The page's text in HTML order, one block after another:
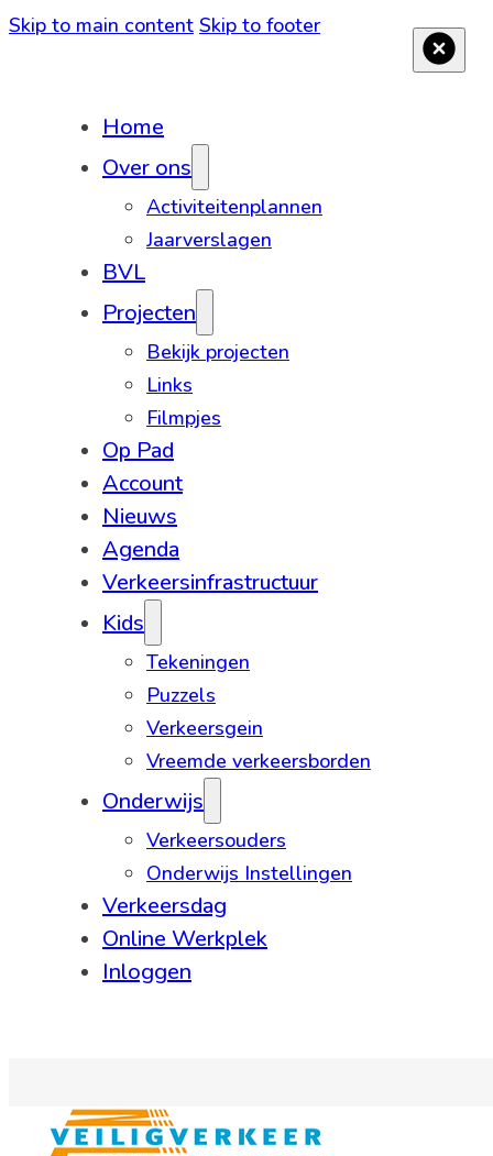
Skip to main content Skip to footer
Home
Over ons
Activiteitenplannen
Jaarverslagen
BVL
Projecten
Bekijk projecten
Links
Filmpjes
Op Pad
Account
Nieuws
Agenda
Verkeersinfrastructuur
Kids
Tekeningen
Puzzels
Verkeersgein
Vreemde verkeersborden
Onderwijs
Verkeersouders
Onderwijs Instellingen
Verkeersdag
Online Werkplek
Inloggen